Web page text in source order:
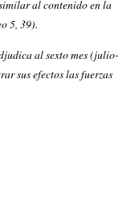
al contenido en la
5, 39).
al sexto mes (julio-
sus efectos las fuerzas